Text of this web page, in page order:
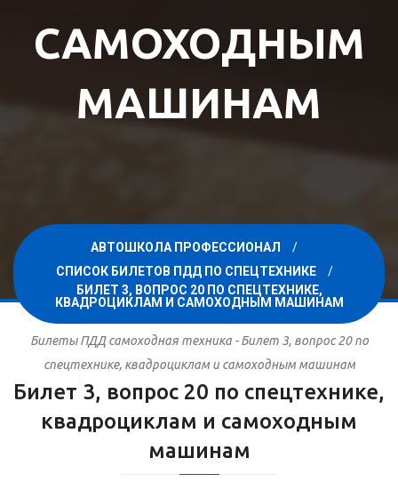
САМОХОДНЫМ
МАШИНАМ
АВТОШКОЛА ПРОФЕССИОНАЛ
СПИСОК БИЛЕТОВ ПДД ПО СПЕЦТЕХНИКЕ
БИЛЕТ 3, ВОПРОС 20 ПО СПЕЦТЕХНИКЕ,
КВАДРОЦИКЛАМ И САМОХОДНЫМ МАШИНАМ
Билеты ПДД самоходная техника - Билет 3, вопрос 20 по
спецтехнике, квадроциклам и самоходным машинам
Билет 3, вопрос 20 по спецтехнике,
квадроциклам и самоходным
машинам